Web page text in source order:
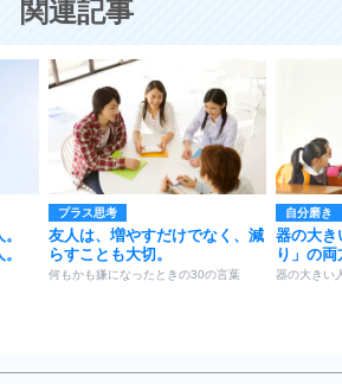
関連記事
プラス思考
友人は、増やすだけでなく、減
らすことも大切。
何もかも嫌になったときの30の言葉
自分磨き
器の大き
り」の
器の大きい